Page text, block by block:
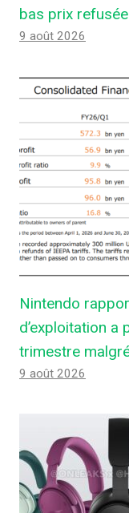
bas prix
9 août 2026
Nintendo
d’exploitation a
trimestre
9 août 2026